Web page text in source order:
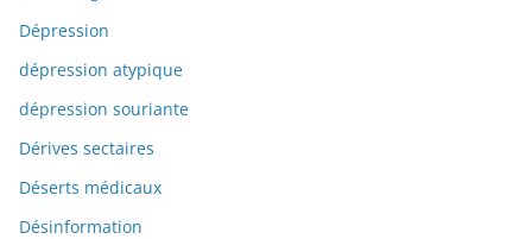
Dépression
dépression atypique
dépression souriante
Dérives sectaires
Déserts médicaux
Désinformation